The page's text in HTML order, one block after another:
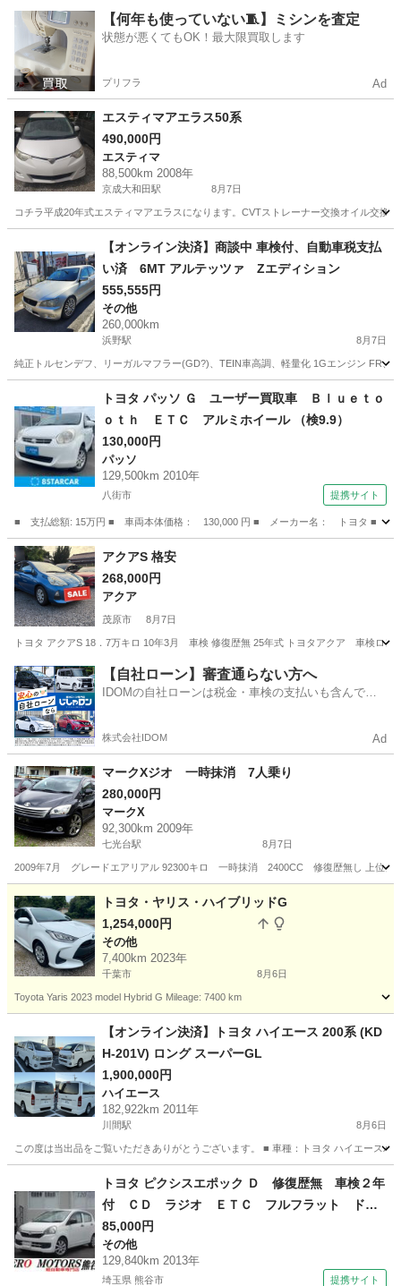
千葉 千葉市 クラウン 車両
【何年も使っていない🧵】ミシンを査定
状態が悪くてもOK！最大限買取します
プリフラ Ad
エスティマアエラス50系
490,000円
エスティマ
88,500km 2008年
京成大和田駅 8月7日
コチラ平成20年式エスティマアエラスになります。CVTストレーナー交換オイル交
京成大和田駅 エスティマ
【オンライン決済】商談中 車検付、自動車税支払
い済 6MT アルテッツァ Zエディション
555,555円
その他
260,000km
浜野駅 8月7日
純正トルセンデフ、リーガルマフラー(GD?)、TEIN車高調、軽量化 1Gエンジン FR
浜野駅 その他 アルテッツァ
トヨタ パッソ Ｇ ユーザー買取車 Ｂｌｕｅｔｏ
ｏｔｈ ＥＴＣ アルミホイール （検9.9）
130,000円
パッソ
129,500km 2010年
八街市 提携サイト
■ 支払総額: 15万円 ■ 車両本体価格： 130,000 円 ■ メーカー名： トヨタ ■
千葉 八街市 パッソ
アクアS 格安
268,000円
アクア
茂原市 8月7日
トヨタ アクアS 18．7万キロ 10年3月 車検 修復歴無 25年式 トヨタアクア 車検ロ
千葉 茂原市 アクア
【自社ローン】審査通らない方へ
IDOMの自社ローンは税金・車検の支払いも含んでい
株式会社IDOM Ad
マークXジオ 一時抹消 7人乗り
280,000円
マークX
92,300km 2009年
七光台駅 8月7日
2009年7月 グレードエアリアル 92300キロ 一時抹消 2400CC 修復歴無し 上位グレ
千葉 野田市 七光台駅
トヨタ・ヤリス・ハイブリッドG
1,254,000円
その他
7,400km 2023年
千葉市 8月6日
Toyota Yaris 2023 model Hybrid G Mileage: 7400 km
その他
【オンライン決済】トヨタ ハイエース 200系 (KD
H-201V) ロング スーパーGL
1,900,000円
ハイエース
182,922km 2011年
川間駅 8月6日
この度は当出品をご覧いただきありがとうございます。 ■ 車種：トヨタ ハイエース
川間駅 ハイエース
トヨタ ピクシスエポック Ｄ 修復歴無 車検２年
付 ＣＤ ラジオ ＥＴＣ フルフラット ドア
バイザー ライトレベライザー アルミホイー
ル ＡＢＳ タイミングチェーン式 フロアマッ
ト エアバッグ （なし）
85,000円
その他
129,840km 2013年
埼玉県 熊谷市 提携サイト